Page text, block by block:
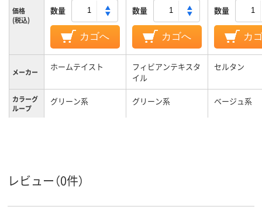
価格
(税込)
数量
カゴへ
数量
カゴへ
数量
カ
メーカー ホームテイスト
フィビアンテキスタ
イル
セルタン
カラーグ
ループ
グリーン系 グリーン系 ベージュ系
レビュー（0件）